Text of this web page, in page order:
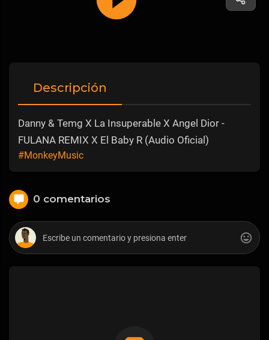
Descripción
Danny & Temg X La Insuperable X Angel Dior -
FULANA REMIX X El Baby R (Audio Oficial)
#MonkeyMusic
0 comentarios